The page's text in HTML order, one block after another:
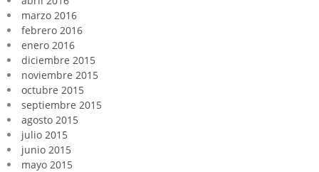
marzo 2016
febrero 2016
enero 2016
diciembre 2015
noviembre 2015
octubre 2015
septiembre 2015
agosto 2015
julio 2015
junio 2015
mayo 2015